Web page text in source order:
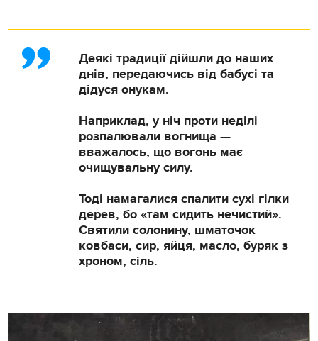
Деякі традиції дійшли до наших
днів, передаючись від бабусі та
дідуся онукам.
Наприклад, у ніч проти неділі
розпалювали вогнища —
вважалось, що вогонь має
очищувальну силу.
Тоді намагалися спалити сухі гілки
дерев, бо «там сидить нечистий».
Святили солонину, шматочок
ковбаси, сир, яйця, масло, буряк з
хроном, сіль.